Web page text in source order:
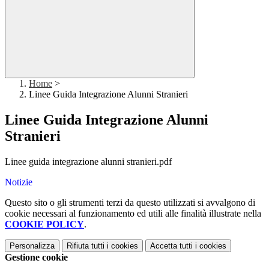
Home >
Linee Guida Integrazione Alunni Stranieri
Linee Guida Integrazione Alunni
Stranieri
Linee guida integrazione alunni stranieri.pdf
Notizie
Questo sito o gli strumenti terzi da questo utilizzati si avvalgono di
cookie necessari al funzionamento ed utili alle finalità illustrate nella
COOKIE POLICY.
Personalizza Rifiuta tutti i cookies Accetta tutti i cookies
Gestione cookie